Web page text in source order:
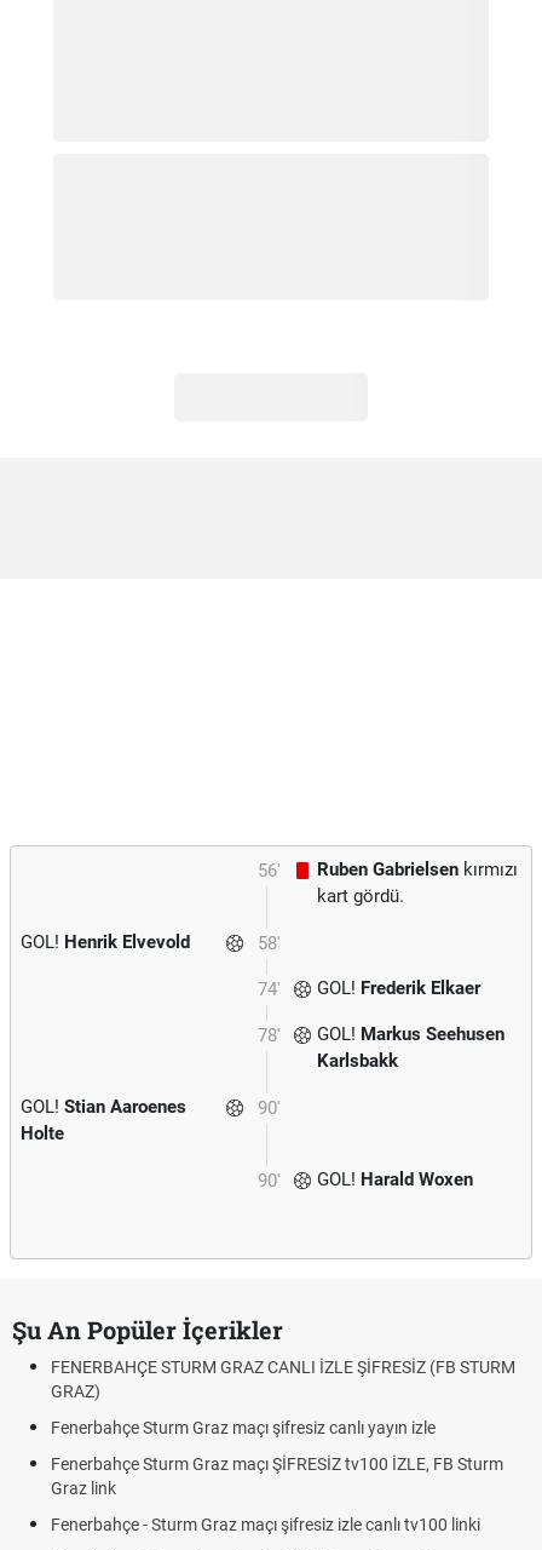
56' Ruben Gabrielsen kırmızı
kart gördü.
58'
GOL! Henrik Elvevold
74' GOL! Frederik Elkaer
78' GOL! Markus Seehusen
Karlsbakk
90'
GOL! Stian Aaroenes
Holte
90' GOL! Harald Woxen
Şu An Popüler İçerikler
FENERBAHÇE STURM GRAZ CANLI İZLE ŞİFRESİZ (FB STURM
GRAZ)
Fenerbahçe Sturm Graz maçı şifresiz canlı yayın izle
Fenerbahçe Sturm Graz maçı ŞİFRESİZ tv100 İZLE, FB Sturm
Graz link
Fenerbahçe - Sturm Graz maçı şifresiz izle canlı tv100 linki